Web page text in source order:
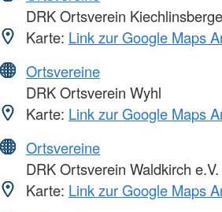
DRK Ortsverein
Karte: Link zur Google Maps
Ortsvereine
DRK Ortsverein Wyhl
Karte: Link zur Google Maps
Ortsvereine
DRK Ortsverein Waldkirch e.V.
Karte: Link zur Google Maps